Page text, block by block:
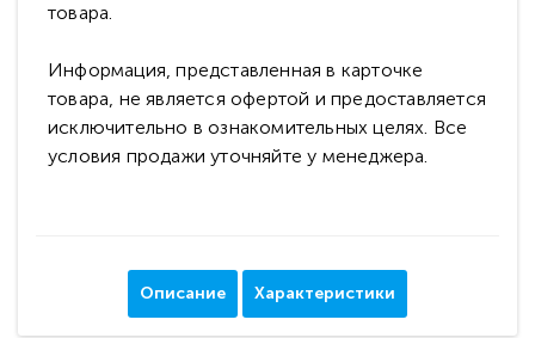
товара.
Информация, представленная в карточке
товара, не является офертой и предоставляется
исключительно в ознакомительных целях. Все
условия продажи уточняйте у менеджера.
Описание Характеристики